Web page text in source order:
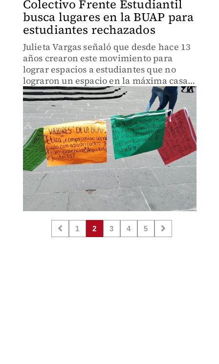
Colectivo Frente Estudiantil
busca lugares en la BUAP para
estudiantes rechazados
Julieta Vargas señaló que desde hace 13
años crearon este movimiento para
lograr espacios a estudiantes que no
lograron un espacio en la máxima casa
de estudios.
1 2 3 4 5